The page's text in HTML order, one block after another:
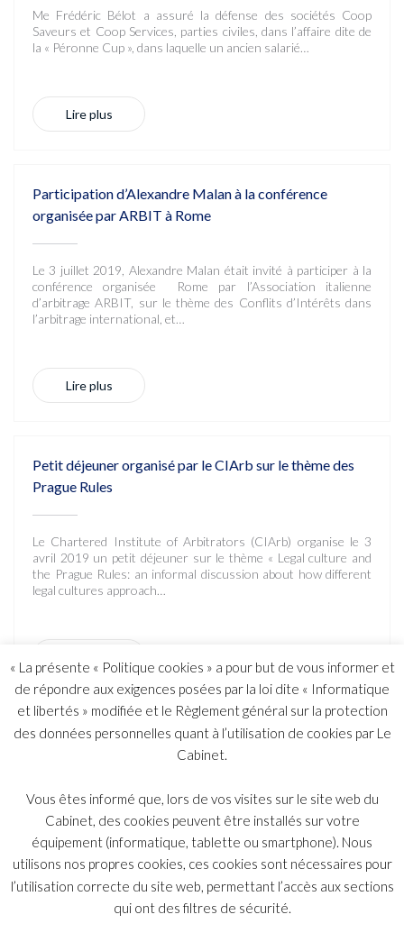
Me Frédéric Bélot a assuré la défense des sociétés Coop
Saveurs et Coop Services, parties civiles, dans l’affaire dite de
la « Péronne Cup », dans laquelle un ancien salarié…
Lire plus
Participation d’Alexandre Malan à la conférence
organisée par ARBIT à Rome
Le 3 juillet 2019, Alexandre Malan était invité à participer à la
conférence organisée Rome par l’Association italienne
d’arbitrage ARBIT, sur le thème des Conflits d’Intérêts dans
l’arbitrage international, et…
Lire plus
Petit déjeuner organisé par le CIArb sur le thème des
Prague Rules
Le Chartered Institute of Arbitrators (CIArb) organise le 3
avril 2019 un petit déjeuner sur le thème « Legal culture and
the Prague Rules: an informal discussion about how different
legal cultures approach…
Petit-déjeuner sur l’arbitrage multi-partite organisé
Le 26 octobre 2018, Alexandre Malan organisait, en
coopération avec le Chartered Institute of Arbitrators, dont
il anime le Chapitre parisien, un petit déjeuner sur le thème de
l’arbitrage multi-partite. A…
« La présente « Politique cookies » a pour but de vous informer et
de répondre aux exigences posées par la loi dite « Informatique
et libertés » modifiée et le Règlement général sur la protection
des données personnelles quant à l’utilisation de cookies par Le
Cabinet.
Vous êtes informé que, lors de vos visites sur le site web du
Cabinet, des cookies peuvent être installés sur votre
équipement (informatique, tablette ou smartphone). Nous
utilisons nos propres cookies, ces cookies sont nécessaires pour
l’utilisation correcte du site web, permettant l’accès aux sections
qui ont des filtres de sécurité.